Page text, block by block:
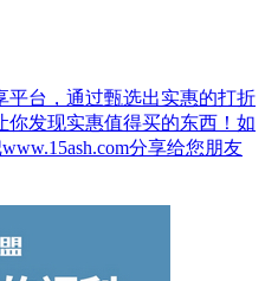
平台，通过甄选出实惠的打折
发现实惠值得买的东西！如
分享给您朋友